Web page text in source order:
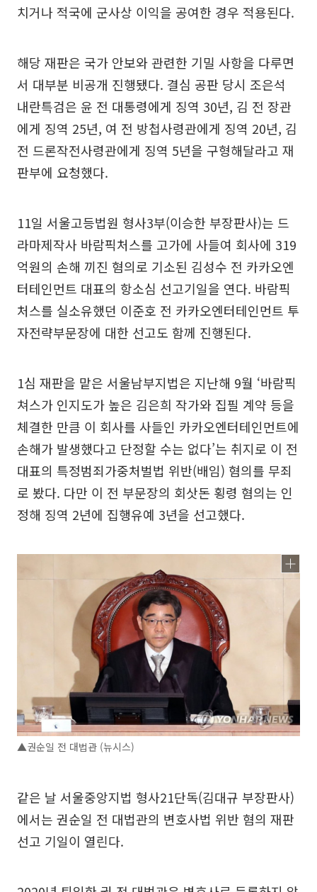
치거나 적국에 군사상 이익을 공여한 경우 적용된다.
해당 재판은 국가 안보와 관련한 기밀 사항을 다루면
서 대부분 비공개 진행됐다. 결심 공판 당시 조은석
내란특검은 윤 전 대통령에게 징역 30년, 김 전 장관
에게 징역 25년, 여 전 방첩사령관에게 징역 20년, 김
전 드론작전사령관에게 징역 5년을 구형해달라고 재
판부에 요청했다.
11일 서울고등법원 형사3부(이승한 부장판사)는 드
라마제작사 바람픽처스를 고가에 사들여 회사에 319
억원의 손해 끼진 혐의로 기소된 김성수 전 카카오엔
터테인먼트 대표의 항소심 선고기일을 연다. 바람픽
처스를 실소유했던 이준호 전 카카오엔터테인먼트 투
자전략부문장에 대한 선고도 함께 진행된다.
1심 재판을 맡은 서울남부지법은 지난해 9월 ‘바람픽
쳐스가 인지도가 높은 김은희 작가와 집필 계약 등을
체결한 만큼 이 회사를 사들인 카카오엔터테인먼트에
손해가 발생했다고 단정할 수는 없다’는 취지로 이 전
대표의 특정범죄가중처벌법 위반(배임) 혐의를 무죄
로 봤다. 다만 이 전 부문장의 회삿돈 횡령 혐의는 인
정해 징역 2년에 집행유예 3년을 선고했다.
▲권순일 전 대법관 (뉴시스)
같은 날 서울중앙지법 형사21단독(김대규 부장판사)
에서는 권순일 전 대법관의 변호사법 위반 혐의 재판
선고 기일이 열린다.